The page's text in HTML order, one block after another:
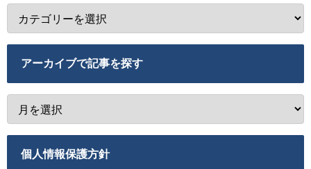
アーカイブで記事を探す
個人情報保護方針